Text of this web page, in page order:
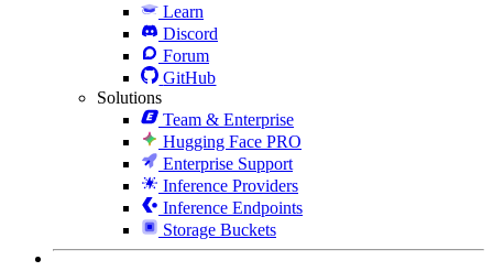
Learn
Discord
Forum
GitHub
Solutions
Team & Enterprise
Hugging Face PRO
Enterprise Support
Inference Providers
Inference Endpoints
Storage Buckets